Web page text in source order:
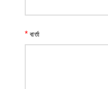
* বার্তা